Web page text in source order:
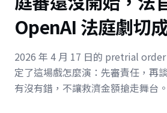
OpenAI 法庭劇切
2026 年 4 月 17 日的 pretrial
定了這場戲怎麼演：先審責任，再
有沒有錯，不讓救濟金額搶走舞台。